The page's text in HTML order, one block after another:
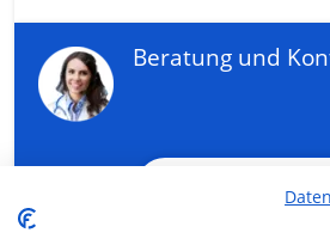
Beratung und
KLINIKEN